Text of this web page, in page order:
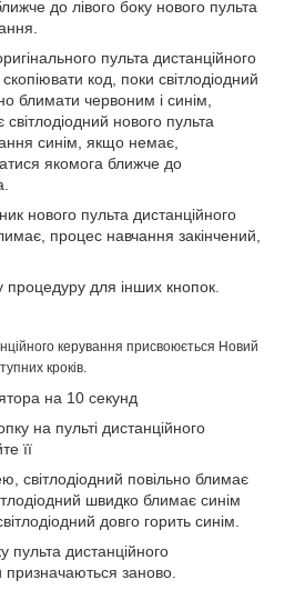
до лівого боку нового пульта
пульта дистанційного
код, поки світлодіодний
блимати червоним і синім,
нового пульта
синім, якщо немає,
якомога ближче до
нового пульта дистанційного
процес навчання закінчений,
процедуру для інших кнопок.
керування присвоюється Новий
кроків.
на 10 секунд
на пульті дистанційного
її
світлодіодний повільно блимає
швидко блимає синім
довго горить синім.
пульта дистанційного
призначаються заново.